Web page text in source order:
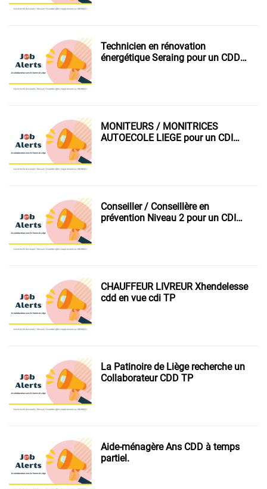
Technicien en rénovation
énergétique Seraing pour un CDD
MONITEURS / MONITRICES
AUTOECOLE LIEGE pour un CDI
Conseiller / Conseillère en
prévention Niveau 2 pour un CDI
CHAUFFEUR LIVREUR Xhendelesse
cdd en vue cdi TP
La Patinoire de Liège recherche un
Collaborateur CDD TP
Aide-ménagère Ans CDD à temps
partiel.